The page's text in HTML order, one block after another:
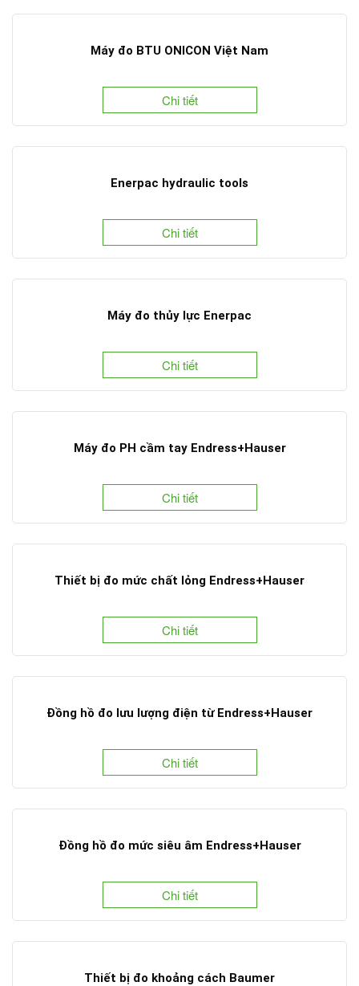
Máy đo BTU ONICON Việt Nam
Chi tiết
Enerpac hydraulic tools
Chi tiết
Máy đo thủy lực Enerpac
Chi tiết
Máy đo PH cầm tay Endress+Hauser
Chi tiết
Thiết bị đo mức chất lỏng Endress+Hauser
Chi tiết
Đồng hồ đo lưu lượng điện từ Endress+Hauser
Chi tiết
Đồng hồ đo mức siêu âm Endress+Hauser
Chi tiết
Thiết bị đo khoảng cách Baumer